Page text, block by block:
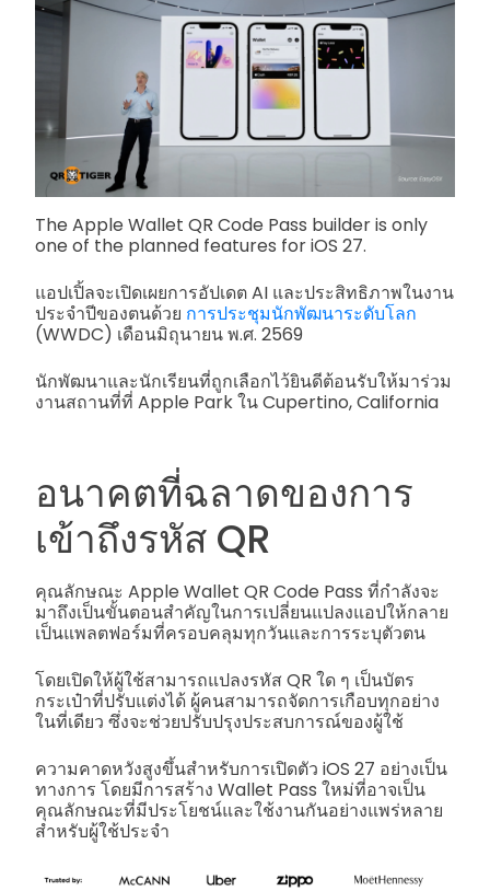
The Apple Wallet QR Code Pass builder is only
one of the planned features for iOS 27.
แอปเปิ้ลจะเปิดเผยการอัปเดต AI และประสิทธิภาพในงาน
ประจำปีของตนด้วย การประชุมนักพัฒนาระดับโลก
(WWDC) เดือนมิถุนายน พ.ศ. 2569
นักพัฒนาและนักเรียนที่ถูกเลือกไว้ยินดีต้อนรับให้มาร่วม
งานสถานที่ที่ Apple Park ใน Cupertino, California
อนาคตที่ฉลาดของการ
เข้าถึงรหัส QR
คุณลักษณะ Apple Wallet QR Code Pass ที่กำลังจะ
มาถึงเป็นขั้นตอนสำคัญในการเปลี่ยนแปลงแอปให้กลาย
เป็นแพลตฟอร์มที่ครอบคลุมทุกวันและการระบุตัวตน
โดยเปิดให้ผู้ใช้สามารถแปลงรหัส QR ใด ๆ เป็นบัตร
กระเป๋าที่ปรับแต่งได้ ผู้คนสามารถจัดการเกือบทุกอย่าง
ในที่เดียว ซึ่งจะช่วยปรับปรุงประสบการณ์ของผู้ใช้
ความคาดหวังสูงขึ้นสำหรับการเปิดตัว iOS 27 อย่างเป็น
ทางการ โดยมีการสร้าง Wallet Pass ใหม่ที่อาจเป็น
คุณลักษณะที่มีประโยชน์และใช้งานกันอย่างแพร่หลาย
สำหรับผู้ใช้ประจำ